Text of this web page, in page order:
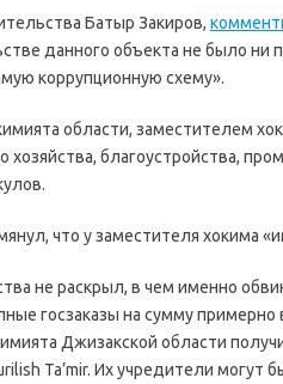
Батыр Закиров,
данного объекта не было ни
коррупционную схему».
области, заместителем
хозяйства, благоустройства,
что у заместителя хокима
не раскрыл, в чем именно
госзаказы на сумму
Джизакской области
Ta’mir. Их учредители